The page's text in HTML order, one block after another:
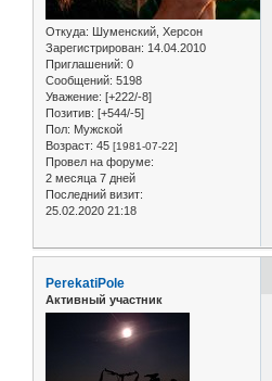
Откуда: Шуменский, Херсон
Зарегистрирован: 14.04.2010
Приглашений: 0
Сообщений: 5198
Уважение: [+222/-8]
Позитив: [+544/-5]
Пол: Мужской
Возраст: 45 [1981-07-22]
Провел на форуме:
2 месяца 7 дней
Последний визит:
25.02.2020 21:18
PerekatiPole
Активный участник